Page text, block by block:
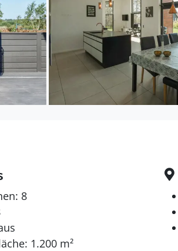
8
1.200 m²